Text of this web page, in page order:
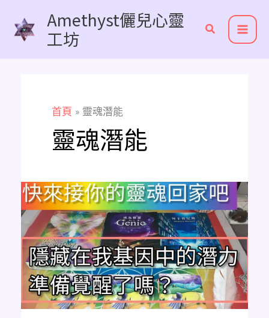
Amethyst儷兒心靈
工坊
首頁 靈魂潛能
靈魂潛能
Amethyst
占
卜
藏
在
我
基
因
中
的
潛
能
即